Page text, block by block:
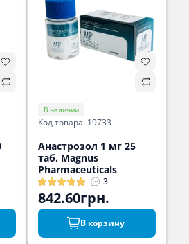
В наличии
Код товара: 19733
Анастрозол 1 мг 25
таб. Magnus
Pharmaceuticals
3
842.60грн.
В корзину